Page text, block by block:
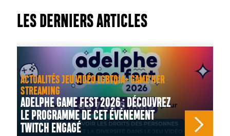
LES DERNIERS ARTICLES
ACTUALITÉS JEU VIDÉO LGBTQIA+ GAME'HER
STREAMING
ADELPHE GAME FEST 2026 : DÉCOUVREZ
LE PROGRAMME DE CET ÉVÉNEMENT
TWITCH ENGAGÉ